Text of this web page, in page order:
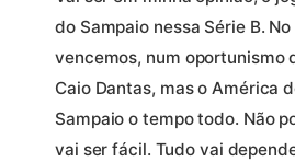
do Sampaio nessa Série B.
vencemos, num oportunismo
Caio Dantas, mas o América
Sampaio o tempo todo. Não
vai ser fácil. Tudo vai